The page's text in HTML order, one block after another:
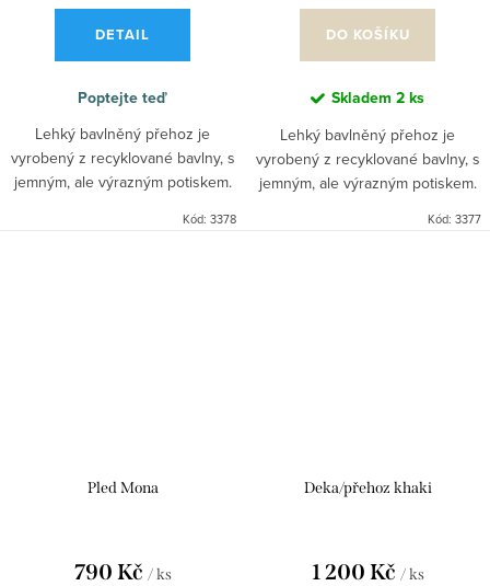
DETAIL
Poptejte teď
Lehký bavlněný přehoz je
vyrobený z recyklované bavlny, s
jemným, ale výrazným potiskem.
přírodními doplňky, jako doplněk
Kód: 3378
DO KOŠÍKU
Skladem 2 ks
Lehký bavlněný přehoz je
vyrobený z recyklované bavlny, s
jemným, ale výrazným potiskem.
Kód: 3377
Pled Mona
790 Kč / ks
Deka/přehoz khaki
1 200 Kč / ks